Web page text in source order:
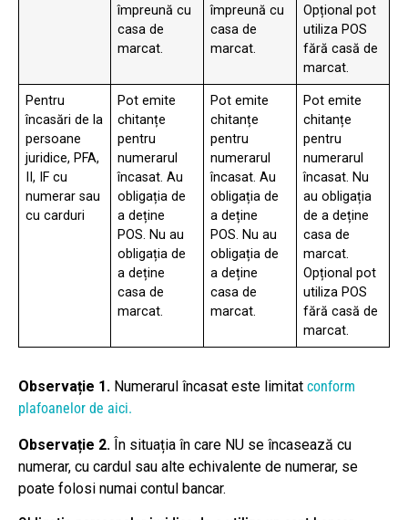
împreună cu
casa de
marcat.
împreună cu
casa de
marcat.
Opțional pot
utiliza POS
fără casă de
marcat.
Pentru
încasări de la
persoane
juridice, PFA,
II, IF cu
numerar sau
cu carduri
Pot emite
chitanțe
pentru
numerarul
încasat. Au
obligația de
a deține
POS. Nu au
obligația de
a deține
casa de
marcat.
Pot emite
chitanțe
pentru
numerarul
încasat. Au
obligația de
a deține
POS. Nu au
obligația de
a deține
casa de
marcat.
Pot emite
chitanțe
pentru
numerarul
încasat. Nu
au obligația
de a deține
casa de
marcat.
Opțional pot
utiliza POS
fără casă de
marcat.
Observație 1. Numerarul încasat este limitat conform
plafoanelor de aici.
Observație 2. În situația în care NU se încasează cu
numerar, cu cardul sau alte echivalente de numerar, se
poate folosi numai contul bancar.